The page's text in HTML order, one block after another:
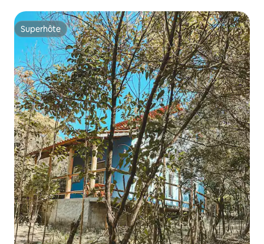
Superhôte
Superhôte